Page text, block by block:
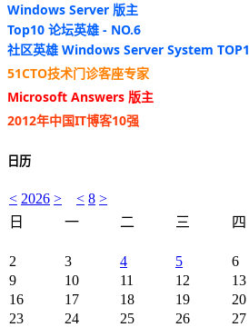
Windows Server 版主
Top10 论坛英雄 - NO.6
社区英雄 Windows Server System TOP1
51CTO技术门诊客座专家
Microsoft Answers 版主
2012年中国IT博客10强
日历
< 2026 > < 8 >
日
一 二 三 四
2
3 4 5 6
9
10 11 12 13
16
17 18 19 20
23
24 25 26 27